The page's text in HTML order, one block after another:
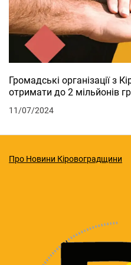
Громадські організації з
отримати до 2 мільйонів
11/07/2024
Про Новини Кіровоградщини